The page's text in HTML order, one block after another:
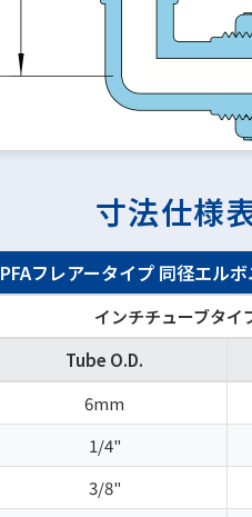
寸法仕様
PFAフレアータイプ 同径エル
インチチューブタイ
Tube O.D.
6mm
1/4"
3/8"